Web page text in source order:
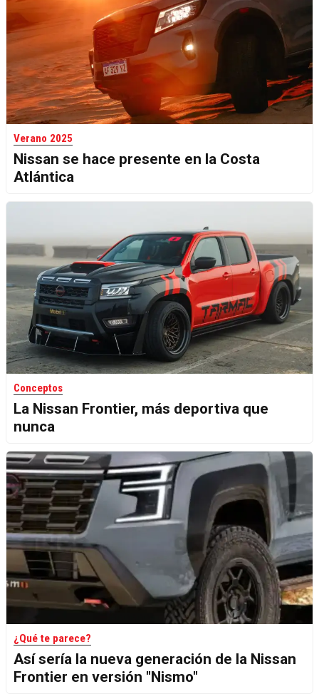
Verano 2025
Nissan se hace presente en la Costa
Atlántica
Conceptos
La Nissan Frontier, más deportiva que
nunca
¿Qué te parece?
Así sería la nueva generación de la Nissan
Frontier en versión "Nismo"